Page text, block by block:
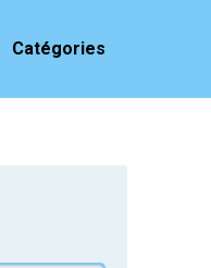
Catégories